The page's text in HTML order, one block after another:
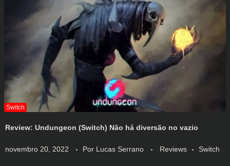
Review: Undungeon (Switch) Não há diversão no vazio
novembro 20, 2022 Por Lucas Serrano Reviews Switch